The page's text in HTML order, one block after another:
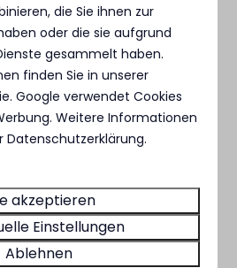
ablehnen, obwohl dies
Benutzerfreundlichkeit der
kann.
und
schriftlicher Anfrage die
Daten einzusehen.
Verzeichnis
Sie uns schriftlich bitten,
die Sie ihnen zur
oder die sie aufgrund
gesammelt haben.
finden Sie in unserer
.Google verwendet Cookies
Weitere Informationen
Datenschutzerklärung.
akzeptieren
Einstellungen
Ablehnen